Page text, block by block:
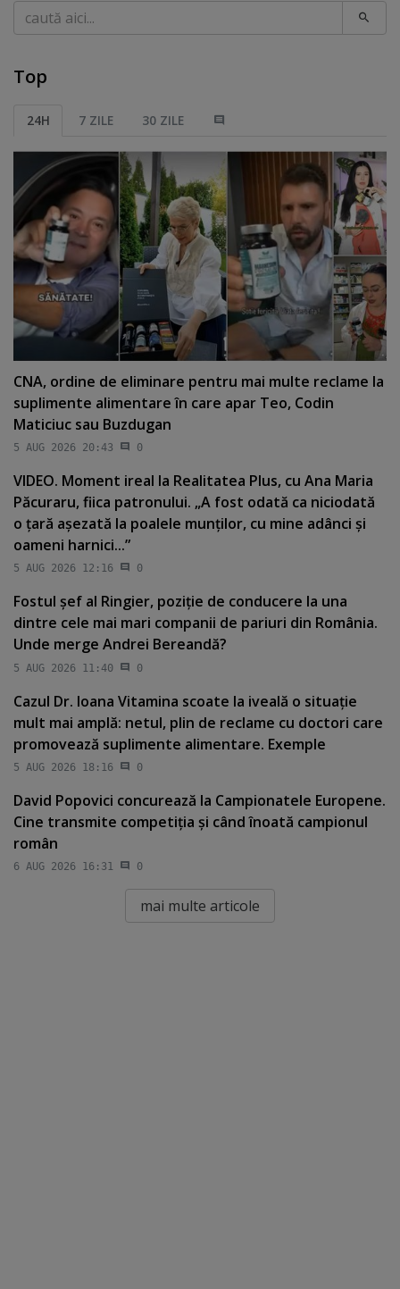
Caută
Top
24H 7 ZILE 30 ZILE
CNA, ordine de eliminare pentru mai multe reclame la
suplimente alimentare în care apar Teo, Codin
Maticiuc sau Buzdugan
5 AUG 2026 20:43 0
VIDEO. Moment ireal la Realitatea Plus, cu Ana Maria
Păcuraru, fiica patronului. „A fost odată ca niciodată
o ţară aşezată la poalele munţilor, cu mine adânci şi
oameni harnici...”
5 AUG 2026 12:16 0
Fostul şef al Ringier, poziţie de conducere la una
dintre cele mai mari companii de pariuri din România.
Unde merge Andrei Bereandă?
5 AUG 2026 11:40 0
Cazul Dr. Ioana Vitamina scoate la iveală o situaţie
mult mai amplă: netul, plin de reclame cu doctori care
promovează suplimente alimentare. Exemple
5 AUG 2026 18:16 0
David Popovici concurează la Campionatele Europene.
Cine transmite competiţia şi când înoată campionul
român
6 AUG 2026 16:31 0
mai multe articole